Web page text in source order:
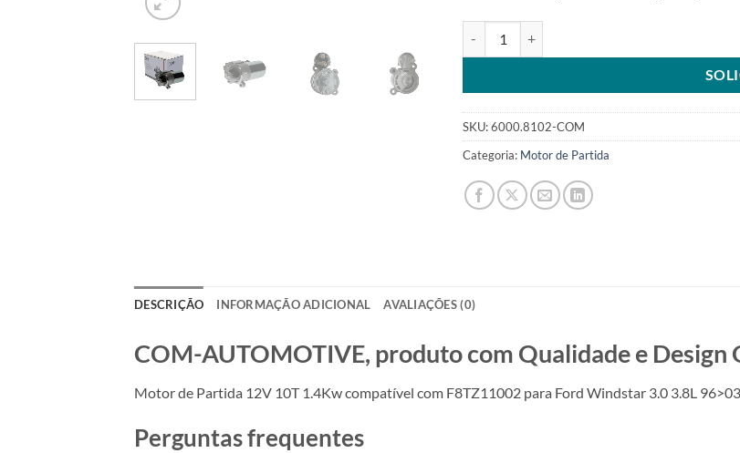
SKU:6000.8102-COM
Categoria: Motor de Partida
DESCRIÇÃO INFORMAÇÃO ADICIONAL AVALIAÇÕES (0)
COM-AUTOMOTIVE, produto com Qualidade e Design
Motor de Partida 12V 10T 1.4Kw compatível com F8TZ11002 para Ford Windstar 3.0 3.8L 96>03
Perguntas frequentes